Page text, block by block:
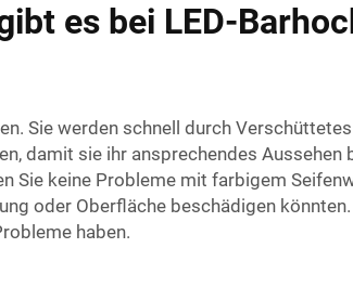
es bei LED-
Sie werden schnell durch
damit sie ihr ansprechendes Aussehen
Sie keine Probleme mit farbigem
oder Oberfläche beschädigen
haben.